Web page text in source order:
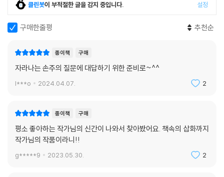
클린봇이 부적절한 글을 감지 중입니다. 설정
구매한줄평 추천순
종이책 구매
자라나는 손주의 질문에 대답하기 위한 준비로~^^
l***o 2024.04.07. 2
종이책 구매
평소 좋아하는 작가님의 신간이 나와서 찾아봤어요. 책속의 삽화까지
작가님의 작품이라니!!
g*****9 2023.05.30. 2